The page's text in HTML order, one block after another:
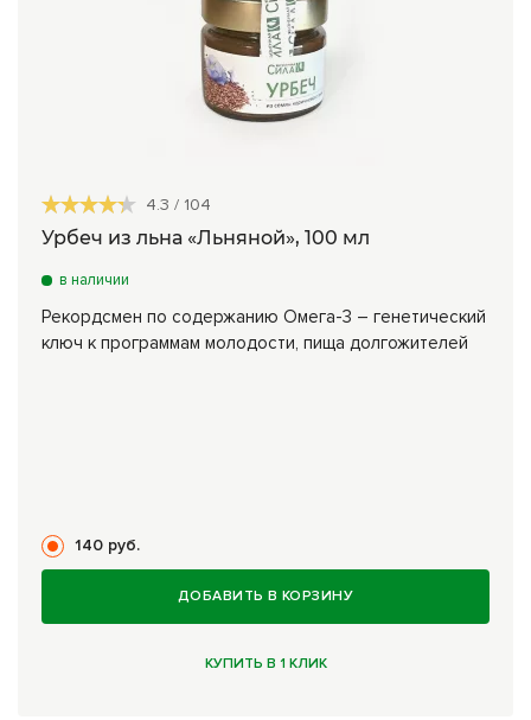
4.3 / 104
Урбеч из льна «Льняной», 100 мл
в наличии
Рекордсмен по содержанию Омега-3 – генетический
ключ к программам молодости, пища долгожителей
140 руб.
ДОБАВИТЬ В КОРЗИНУ
КУПИТЬ В 1 КЛИК